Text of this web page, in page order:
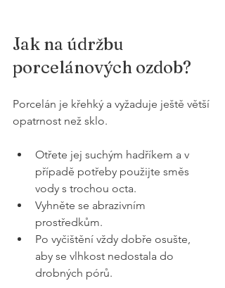
Jak na údržbu
porcelánových ozdob?
Porcelán je křehký a vyžaduje ještě větší
opatrnost než sklo.
Otřete jej suchým hadříkem a v
případě potřeby použijte směs
vody s trochou octa.
Vyhněte se abrazivním
prostředkům.
Po vyčištění vždy dobře osušte,
aby se vlhkost nedostala do
drobných pórů.